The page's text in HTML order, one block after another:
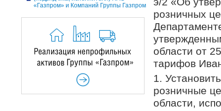
«Газпром» и Компаний Группы Газпром
розничных
области от
тарифов
1.
розничные
области,